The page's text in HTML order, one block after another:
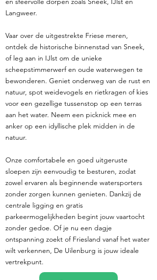
Langweer.
Vaar over de uitgestrekte Friese meren,
ontdek de historische binnenstad van Sneek,
of leg aan in IJlst om de unieke
scheepstimmerwerf en oude waterwegen te
bewonderen. Geniet onderweg van de rust en
natuur, spot weidevogels en rietkragen of kies
voor een gezellige tussenstop op een terras
aan het water. Neem een picknick mee en
anker op een idyllische plek midden in de
natuur.
Onze comfortabele en goed uitgeruste
sloepen zijn eenvoudig te besturen, zodat
zowel ervaren als beginnende watersporters
zonder zorgen kunnen genieten. Dankzij de
centrale ligging en gratis
parkeermogelijkheden begint jouw vaartocht
zonder gedoe. Of je nu een dagje
ontspanning zoekt of Friesland vanaf het water
wilt verkennen, De Uilenburg is jouw ideale
vertrekpunt.